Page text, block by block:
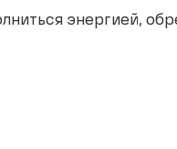
энергией,